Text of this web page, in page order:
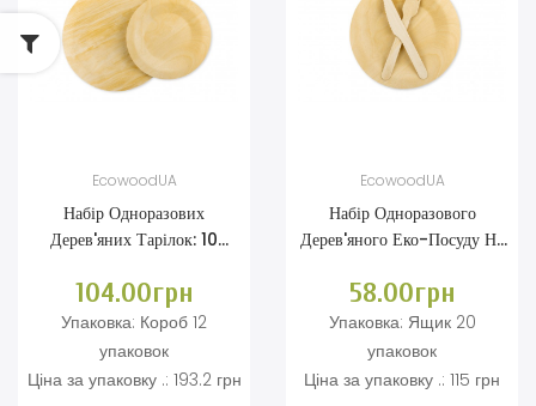
EcowoodUA
Набір Одноразових
Дерев'яних Тарілок: 10
180мм
104.00грн
Упаковка: Короб 12
упаковок
Ціна за упаковку .: 193.2 грн
EcowoodUA
Набір Одноразового
Дерев'яного Еко-Посуду На
58.00грн
Упаковка: Ящик 20
упаковок
Ціна за упаковку .: 115 грн